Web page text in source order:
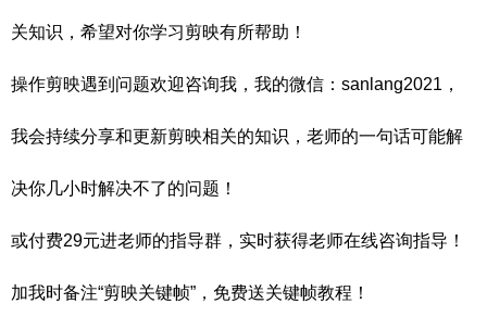
关知识，希望对你学习剪映有所帮助！
操作剪映遇到问题欢迎咨询我，我的微信：sanlang2021，
我会持续分享和更新剪映相关的知识，老师的一句话可能解
决你几小时解决不了的问题！
或付费29元进老师的指导群，实时获得老师在线咨询指导！
加我时备注“剪映关键帧”，免费送关键帧教程！